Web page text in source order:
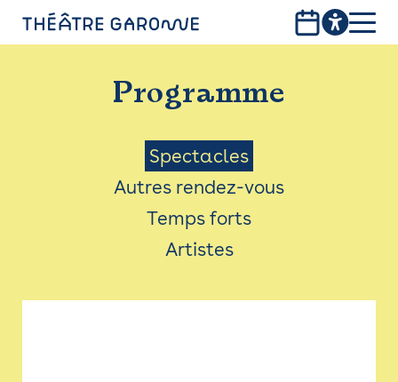
PROGRAMME
INFOS PRATIQUES
AVEC LES PUBLICS
ACCESSIBILITÉ
LES PRODUCTIONS
Programme
Menu
Saison
Spectacles
Autres rendez-vous
Temps forts
Artistes